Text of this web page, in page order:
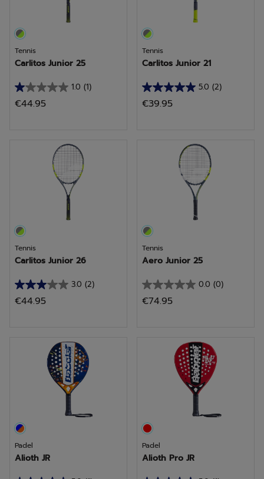
Tennis
Carlitos Junior 25
1.0 (1)
1.0
van
beoordeling
€44.95
Tennis
Carlitos Junior 21
5.0 (2)
5.0
van
beoordelingen
€39.95
Tennis
Carlitos Junior 26
3.0 (2)
3.0
van
sterren.
beoordelingen
€44.95
Tennis
Aero Junior 25
0.0 (0)
0.0
van
sterren.
€74.95
Padel
Alioth JR
Padel
Alioth Pro JR